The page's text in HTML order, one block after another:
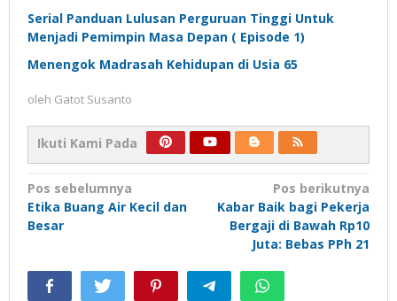
Serial Panduan Lulusan Perguruan Tinggi Untuk
Menjadi Pemimpin Masa Depan ( Episode 1)
Menengok Madrasah Kehidupan di Usia 65
oleh Gatot Susanto
Ikuti Kami Pada
Navigasi
pos
Pos sebelumnya
Etika Buang Air Kecil dan
Besar
Pos berikutnya
Kabar Baik bagi Pekerja
Bergaji di Bawah Rp10
Juta: Bebas PPh 21